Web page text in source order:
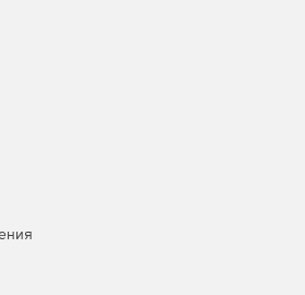
объектами (через